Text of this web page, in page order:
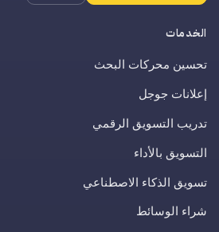
الخدمات
تحسين محركات البحث
إعلانات جوجل
تدريب التسويق الرقمي
التسويق بالأداء
تسويق الذكاء الاصطناعي
شراء الوسائط